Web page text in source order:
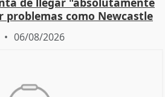
como Newcastle
06/08/2026